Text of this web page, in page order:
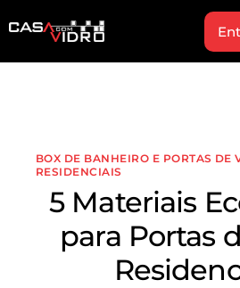
Produtos
Blog
Workshop
BOX DE BANHEIRO E PORTAS DE
RESIDENCIAIS
5 Materiais
para Portas